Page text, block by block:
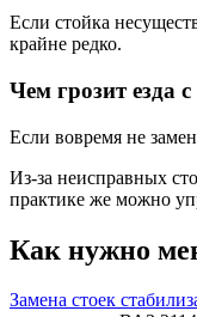
Если стойка
крайне редко.
Чем грозит езда
Если вовремя не
Из-за неисправных
практике же можно
Как нужно
Замена стоек